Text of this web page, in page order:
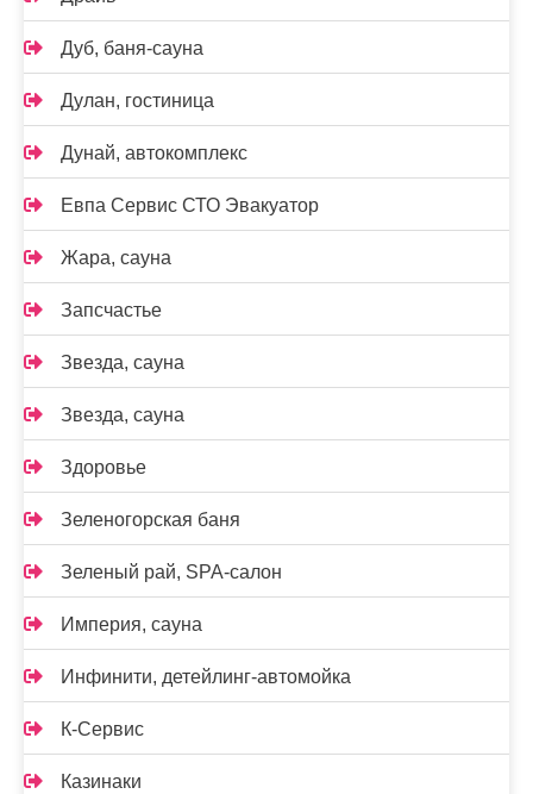
Дуб, баня-сауна
Дулан, гостиница
Дунай, автокомплекс
Евпа Сервис СТО Эвакуатор
Жара, сауна
Запсчастье
Звезда, сауна
Звезда, сауна
Здоровье
Зеленогорская баня
Зеленый рай, SPA-салон
Империя, сауна
Инфинити, детейлинг-автомойка
К-Сервис
Казинаки